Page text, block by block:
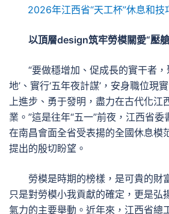
2026年江西省“天工杯”休息和技
以頂層design筑牢勞模關愛“壓
“要做穩增加、促成長的實干者，
地’、實行‘五年夜計謀’，安身職位現
上進步、勇于發明，盡力在古代化江
業。”這是往年“五一”前夜，江西省
在南昌會面全省受表揚的全國休息模
提出的殷切盼望。
勞模是時期的榜樣，是可貴的財
只是對勞模小我貢獻的確定，更是弘
氣力的主要舉動。近年來，江西省總